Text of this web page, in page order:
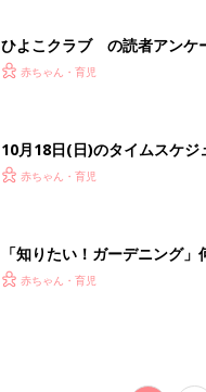
ひよこクラブ の読者アンケ
赤ちゃん・育児
10月18日(日)のタイムスケジ
赤ちゃん・育児
「知りたい！ガーデニング
赤ちゃん・育児